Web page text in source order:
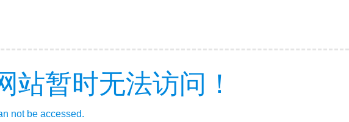
站暂时无法访问！
not be accessed.